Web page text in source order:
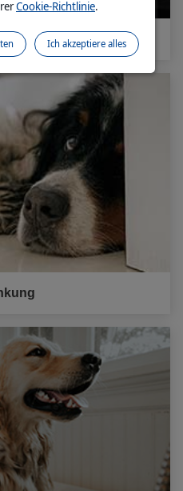
Cookie-Richtlinie.
Ich akzeptiere alles